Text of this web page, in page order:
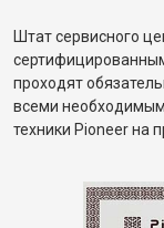
Штат сервисного
проходят
всеми
техники Pioneer на